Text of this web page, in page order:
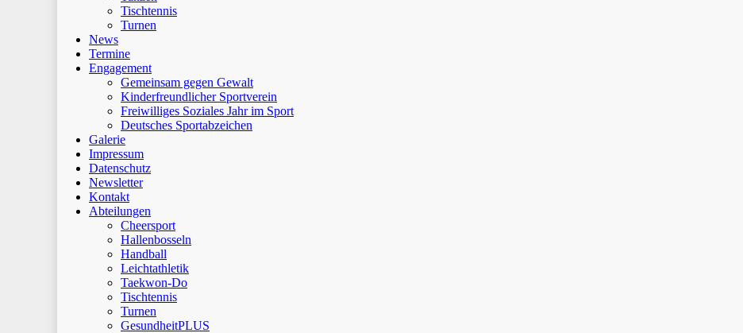
Tischtennis
Turnen
News
Termine
Engagement
Gemeinsam gegen Gewalt
Kinderfreundlicher Sportverein
Freiwilliges Soziales Jahr im Sport
Deutsches Sportabzeichen
Galerie
Impressum
Datenschutz
Newsletter
Kontakt
Abteilungen
Cheersport
Hallenbosseln
Handball
Leichtathletik
Taekwon-Do
Tischtennis
Turnen
GesundheitPLUS